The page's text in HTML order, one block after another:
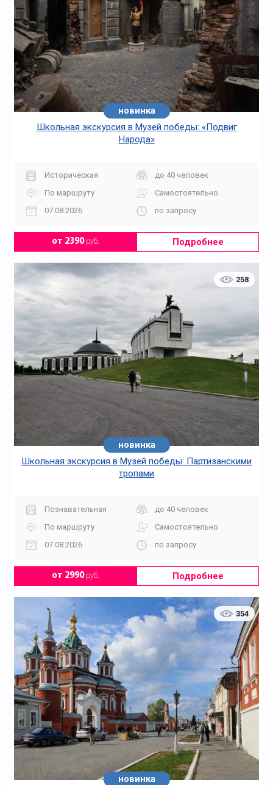
новинка
Школьная экскурсия в Музей победы: «Подвиг
Народа»
Историческая
до 40 человек
По маршруту
Самостоятельно
07.08.2026
по запросу
от 2390руб. Подробнее
258
новинка
Школьная экскурсия в Музей победы: Партизанскими
тропами
Познавательная
до 40 человек
По маршруту
Самостоятельно
07.08.2026
по запросу
от 2990руб. Подробнее
354
новинка